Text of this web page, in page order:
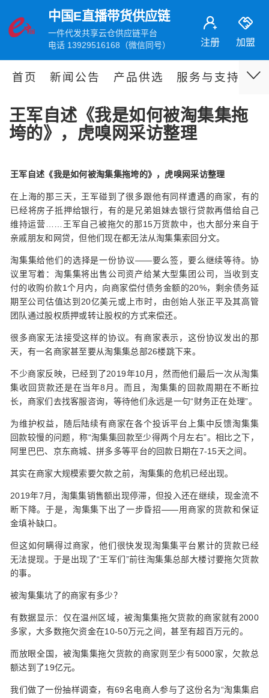
中国E直播带货供应链
一件代发共享云仓供应链平台
电话 13929516168（微信同号）
注册 加盟
首页 新闻公告 产品供选 服务与支持 伙
王军自述《我是如何被淘集集拖
垮的》，虎嗅网采访整理
王军自述《我是如何被淘集集拖垮的》，虎嗅网采访整理
在上海的那三天，王军碰到了很多跟他有同样遭遇的商家，有的
已经将房子抵押给银行，有的是兄弟姐妹去银行贷款再借给自己
维持运营……王军自己被拖欠的那15万货款中，也大部分来自于
亲戚朋友和网贷，但他们现在都无法从淘集集索回分文。
淘集集给他们的选择是一份协议——要么签，要么继续等待。协
议里写着：淘集集将出售公司资产给某大型集团公司，当收到支
付的收购价款1个月内，向商家偿付债务金额的20%，剩余债务延
期至公司估值达到20亿美元或上市时，由创始人张正平及其高管
团队通过股权质押或转让股权的方式来偿还。
很多商家无法接受这样的协议。有商家表示，这份协议发出的那
天，有一名商家甚至要从淘集集总部26楼跳下来。
不少商家反映，已经到了2019年10月，然而他们最后一次从淘集
集收回货款还是在当年8月。而且，淘集集的回款周期在不断拉
长，商家们去找客服咨询，等待他们永远是一句“财务正在处理”。
为维护权益，随后陆续有商家在各个投诉平台上集中反馈淘集集
回款较慢的问题，称“淘集集回款至少得两个月左右”。相比之下，
阿里巴巴、京东商城、拼多多等平台的回款日期在7-15天之间。
其实在商家大规模索要欠款之前，淘集集的危机已经出现。
2019年7月，淘集集销售额出现停滞，但投入还在继续，现金流不
断下降。于是，淘集集下出了一步昏招——用商家的货款和保证
金填补缺口。
但这如何瞒得过商家，他们很快发现淘集集平台累计的货款已经
无法提现。于是出现了“王军们”前往淘集集总部大楼讨要拖欠货款
的事。
被淘集集坑了的商家有多少？
有数据显示：仅在温州区域，被淘集集拖欠货款的商家就有2000
多家，大多数拖欠资金在10-50万元之间，甚至有超百万元的。
而放眼全国，被淘集集拖欠货款的商家则至少有5000家，欠款总
额达到了19亿元。
我们做了一份抽样调查，有69名电商人参与了这份名为“淘集集启